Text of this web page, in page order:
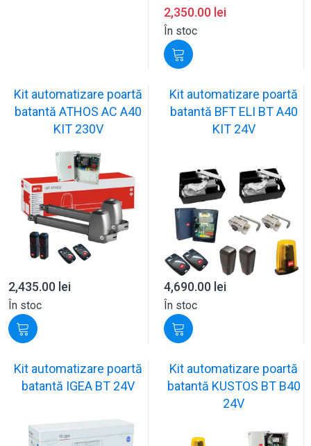
2,350.00 lei
În stoc
Kit automatizare poartă
batantă ATHOS AC A40
KIT 230V
2,435.00 lei
În stoc
Kit automatizare poartă
batantă BFT ELI BT A40
KIT 24V
4,690.00 lei
În stoc
Kit automatizare poartă
batantă IGEA BT 24V
Kit automatizare poartă
batantă KUSTOS BT B40
24V